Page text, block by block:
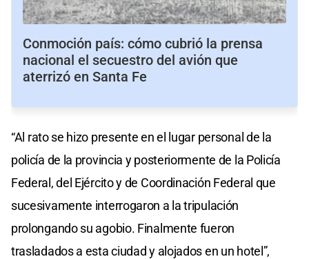
Conmoción país: cómo cubrió la prensa
nacional el secuestro del avión que
aterrizó en Santa Fe
“Al rato se hizo presente en el lugar personal de la
policía de la provincia y posteriormente de la Policía
Federal, del Ejército y de Coordinación Federal que
sucesivamente interrogaron a la tripulación
prolongando su agobio. Finalmente fueron
trasladados a esta ciudad y alojados en un hotel”,